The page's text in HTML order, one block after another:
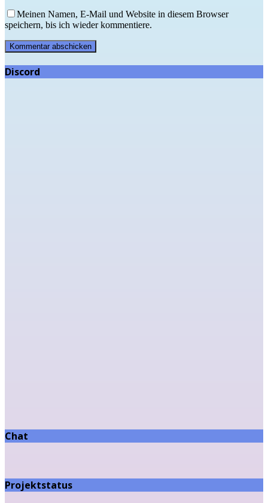
Meinen Namen, E-Mail und Website in diesem Browser
speichern, bis ich wieder kommentiere.
Discord
Chat
Projektstatus